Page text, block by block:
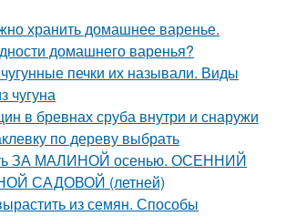
хранить домашнее варенье.
домашнего варенья?
печки их называли. Виды
чугуна
в бревнах сруба внутри и снаружи
по дереву выбрать
ЗА МАЛИНОЙ осенью. ОСЕННИЙ
САДОВОЙ (летней)
из семян. Способы